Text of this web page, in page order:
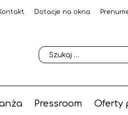
Dotacje na okna
Pressroom Oferty